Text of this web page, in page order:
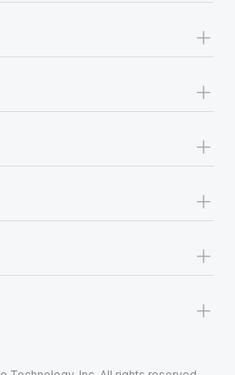
+
+
+
+
+
+